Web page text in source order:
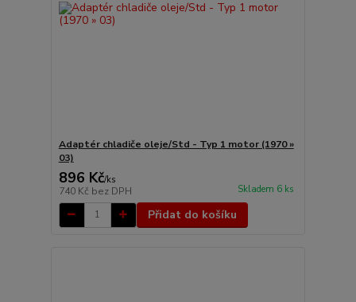
Adaptér chladiče oleje/Std - Typ 1 motor (1970 »
03)
896 Kč/ks
740 Kč bez DPH Skladem 6 ks
Přidat do košíku